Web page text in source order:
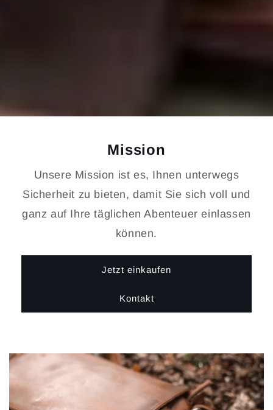
Mission
Unsere Mission ist es, Ihnen unterwegs
Sicherheit zu bieten, damit Sie sich voll und
ganz auf Ihre täglichen Abenteuer einlassen
können.
Jetzt einkaufen
Kontakt